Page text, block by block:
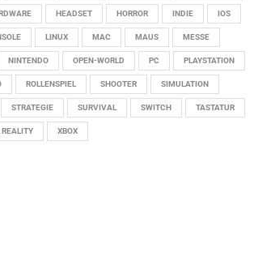
HEADSET HORROR INDIE IOS
LINUX MAC MAUS MESSE
NINTENDO OPEN-WORLD PC PLAYSTATION
ROLLENSPIEL SHOOTER SIMULATION
STRATEGIE SURVIVAL SWITCH TASTATUR
XBOX